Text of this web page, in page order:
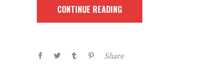
CONTINUE READING
Share